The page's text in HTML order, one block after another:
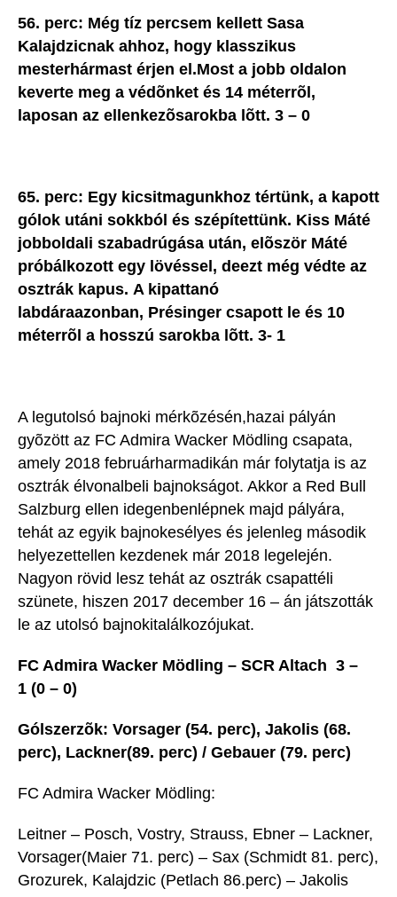
56. perc: Még tíz percsem kellett Sasa
Kalajdzicnak ahhoz, hogy klasszikus
mesterhármast érjen el.Most a jobb oldalon
keverte meg a védõnket és 14 méterrõl,
laposan az ellenkezõsarokba lõtt. 3 – 0
65. perc: Egy kicsitmagunkhoz tértünk, a kapott
gólok utáni sokkból és szépítettünk. Kiss Máté
jobboldali szabadrúgása után, elõször Máté
próbálkozott egy lövéssel, deezt még védte az
osztrák kapus. A kipattanó
labdáraazonban, Présinger csapott le és 10
méterrõl a hosszú sarokba lõtt. 3- 1
A legutolsó bajnoki mérkõzésén,hazai pályán
gyõzött az FC Admira Wacker Mödling csapata,
amely 2018 februárharmadikán már folytatja is az
osztrák élvonalbeli bajnokságot. Akkor a Red Bull
Salzburg ellen idegenbenlépnek majd pályára,
tehát az egyik bajnokesélyes és jelenleg második
helyezettellen kezdenek már 2018 legelején.
Nagyon rövid lesz tehát az osztrák csapattéli
szünete, hiszen 2017 december 16 – án játszották
le az utolsó bajnokitalálkozójukat.
FC Admira Wacker Mödling – SCR Altach 3 –
1 (0 – 0)
Gólszerzõk: Vorsager (54. perc), Jakolis (68.
perc), Lackner(89. perc) / Gebauer (79. perc)
FC Admira Wacker Mödling:
Leitner – Posch, Vostry, Strauss, Ebner – Lackner,
Vorsager(Maier 71. perc) – Sax (Schmidt 81. perc),
Grozurek, Kalajdzic (Petlach 86.perc) – Jakolis